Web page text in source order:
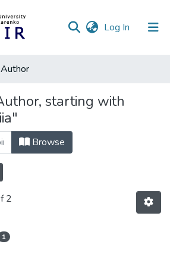
Log In (current)
starting with
Browse
2
1